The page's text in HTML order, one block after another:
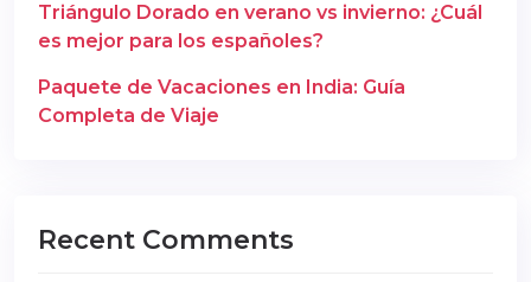
Triángulo Dorado en verano vs invierno: ¿Cuál
es mejor para los españoles?
Paquete de Vacaciones en India: Guía
Completa de Viaje
Recent Comments